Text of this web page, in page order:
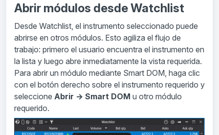
Abrir módulos desde Watchlist
Desde Watchlist, el instrumento seleccionado puede
abrirse en otros módulos. Esto agiliza el flujo de
trabajo: primero el usuario encuentra el instrumento en
la lista y luego abre inmediatamente la vista requerida.
Para abrir un módulo mediante Smart DOM, haga clic
con el botón derecho sobre el instrumento requerido y
seleccione Abrir → Smart DOM u otro módulo
requerido.